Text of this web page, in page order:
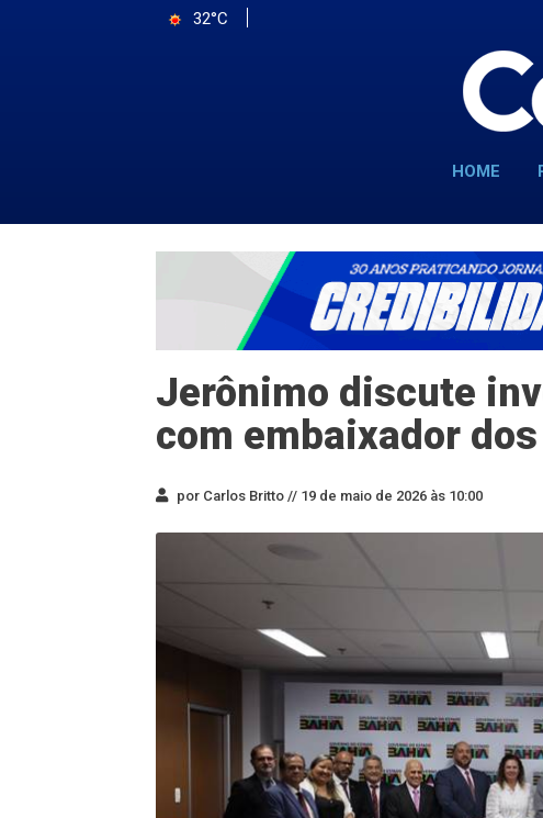
32°C
HOME
Jerônimo discute
com embaixador
por Carlos Britto // 19 de maio de 2026 às 10:00